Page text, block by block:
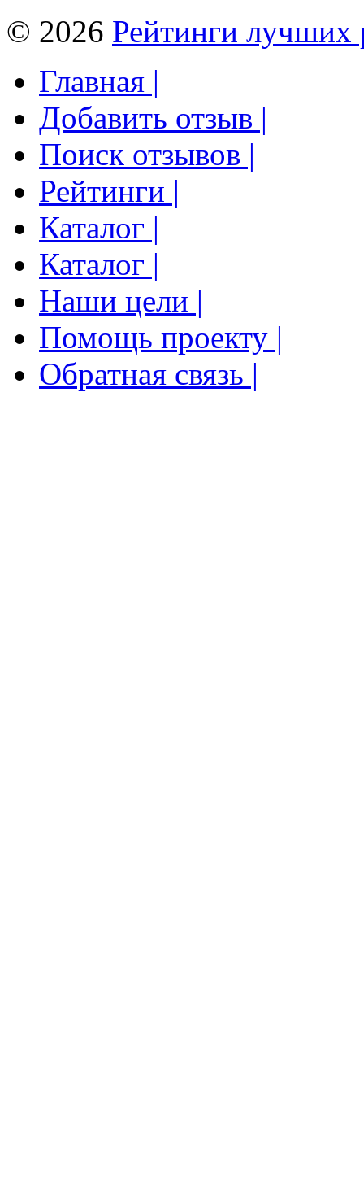
© 2026 Рейтинги лучших
Главная |
Добавить отзыв |
Поиск отзывов |
Рейтинги |
Каталог |
Каталог |
Наши цели |
Помощь проекту |
Обратная связь |